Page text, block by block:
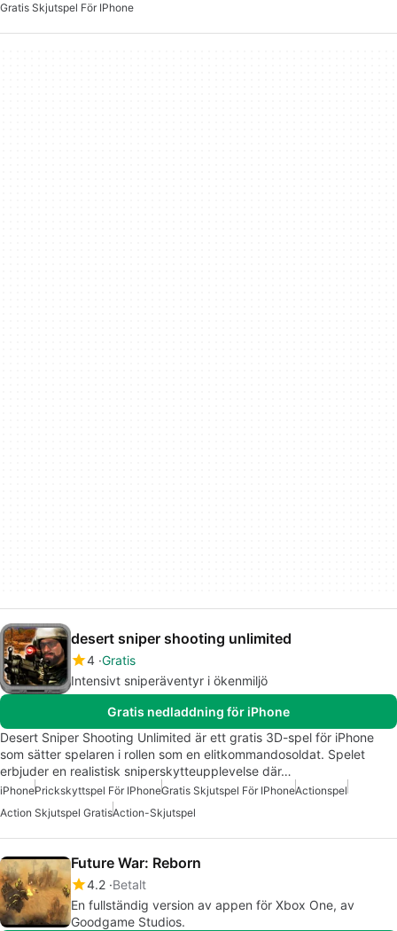
Gratis Skjutspel För IPhone
desert sniper shooting unlimited
4 Gratis
Intensivt sniperäventyr i ökenmiljö
Gratis nedladdning för iPhone
Desert Sniper Shooting Unlimited är ett gratis 3D-spel för iPhone
som sätter spelaren i rollen som en elitkommandosoldat. Spelet
erbjuder en realistisk sniperskytteupplevelse där…
iPhonePrickskyttspel För IPhoneGratis Skjutspel För IPhoneActionspel
Action Skjutspel GratisAction-Skjutspel
Future War: Reborn
4.2 Betalt
En fullständig version av appen för Xbox One, av
Goodgame Studios.